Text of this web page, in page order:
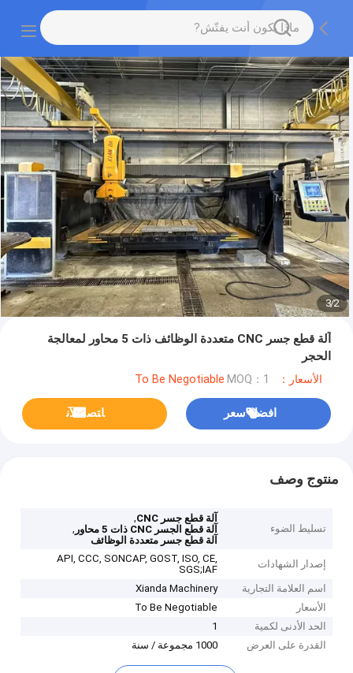
2
/
3
آلة قطع جسر CNC متعددة الوظائف ذات 5 محاور لمعالجة
الحجر
الأسعار：To Be Negotiable MOQ：1
افضل سعر ﺎﺘﺼﻟ ﺍﻶﻧ
منتوج وصف
تسليط الضوء
آلة قطع جسر CNC
,
آلة قطع الجسر CNC ذات 5 محاور
,
آلة قطع جسر متعددة الوظائف
إصدار الشهادات
API, CCC, SONCAP, GOST, ISO, CE,
SGS;IAF
اسم العلامة التجارية
Xianda Machinery
الأسعار
To Be Negotiable
الحد الأدنى لكمية
1
القدرة على العرض
1000 مجموعة / سنة